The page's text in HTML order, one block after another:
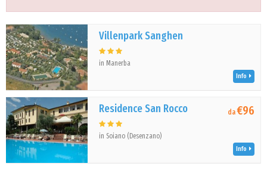
Villenpark Sanghen
in Manerba
Info
Residence San Rocco
in Soiano (Desenzano)
da€96
Info